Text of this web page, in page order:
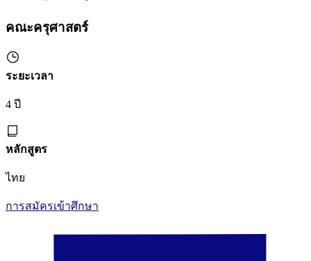
คณะครุศาสตร์
ระยะเวลา
4 ปี
หลักสูตร
ไทย
การสมัครเข้าศึกษา